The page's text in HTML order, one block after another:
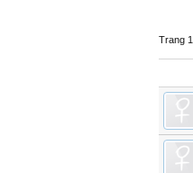
Trang